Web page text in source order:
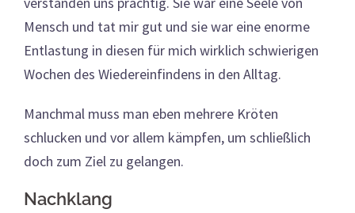
Mensch und tat mir gut und sie war eine enorme
Entlastung in diesen für mich wirklich schwierigen
Wochen des Wiedereinfindens in den Alltag.
Manchmal muss man eben mehrere Kröten
schlucken und vor allem kämpfen, um schließlich
doch zum Ziel zu gelangen.
Nachklang